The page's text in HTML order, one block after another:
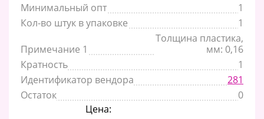
Минимальный опт
1
Кол-во штук в упаковке
1
Примечание 1
Толщина пластика,
мм: 0,16
Кратность
1
Идентификатор вендора
281
Остаток
0
Цена: